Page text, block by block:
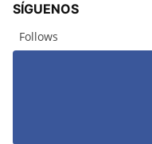
SÍGUENOS
Follows